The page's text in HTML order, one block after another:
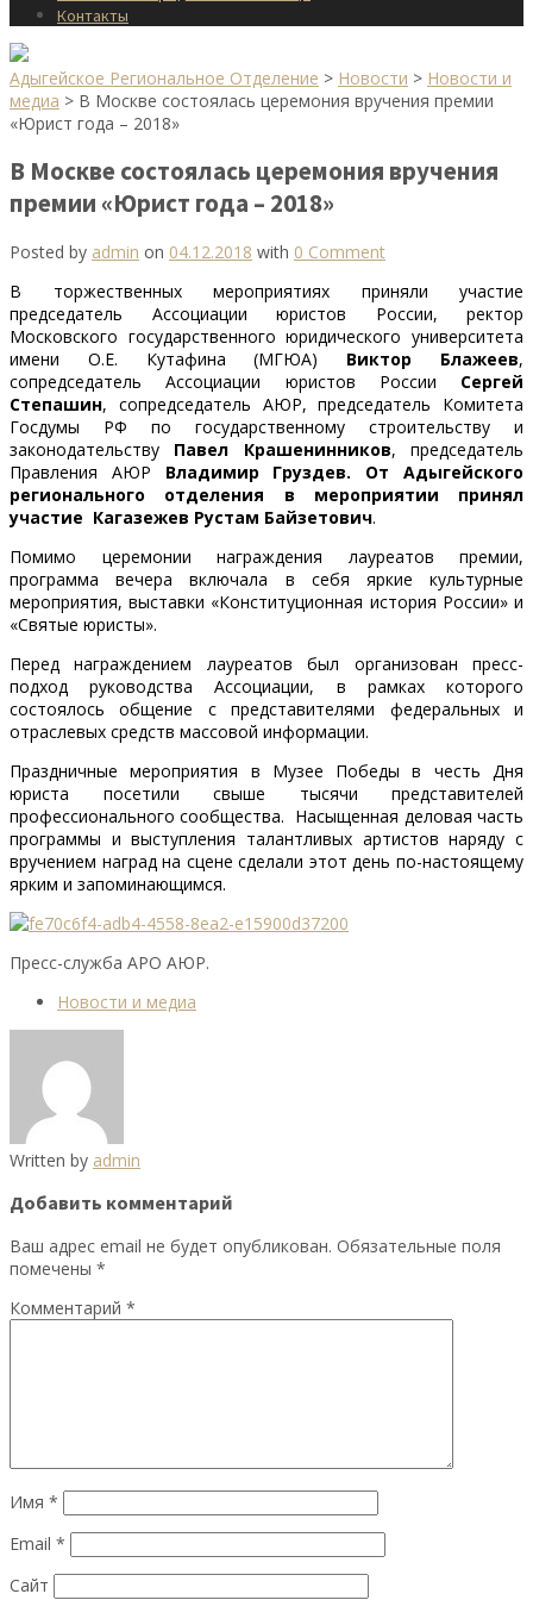
Контакты
Адыгейское Региональное Отделение > Новости > Новости и
медиа > В Москве состоялась церемония вручения премии
«Юрист года – 2018»
В Москве состоялась церемония вручения
премии «Юрист года – 2018»
Posted by admin on 04.12.2018 with 0 Comment
В торжественных мероприятиях приняли участие
председатель Ассоциации юристов России, ректор
Московского государственного юридического университета
имени О.Е. Кутафина (МГЮА) Виктор Блажеев,
сопредседатель Ассоциации юристов России Сергей
Степашин, сопредседатель АЮР, председатель Комитета
Госдумы РФ по государственному строительству и
законодательству Павел Крашенинников, председатель
Правления АЮР Владимир Груздев. От Адыгейского
регионального отделения в мероприятии принял
участие Кагазежев Рустам Байзетович.
Помимо церемонии награждения лауреатов премии,
программа вечера включала в себя яркие культурные
мероприятия, выставки «Конституционная история России» и
«Святые юристы».
Перед награждением лауреатов был организован пресс-
подход руководства Ассоциации, в рамках которого
состоялось общение с представителями федеральных и
отраслевых средств массовой информации.
Праздничные мероприятия в Музее Победы в честь Дня
юриста посетили свыше тысячи представителей
профессионального сообщества. Насыщенная деловая часть
программы и выступления талантливых артистов наряду с
вручением наград на сцене сделали этот день по-настоящему
ярким и запоминающимся.
Пресс-служба АРО АЮР.
Новости и медиа
Written by admin
Добавить комментарий
Ваш адрес email не будет опубликован. Обязательные поля
помечены *
Комментарий *
Имя *
Email *
Сайт